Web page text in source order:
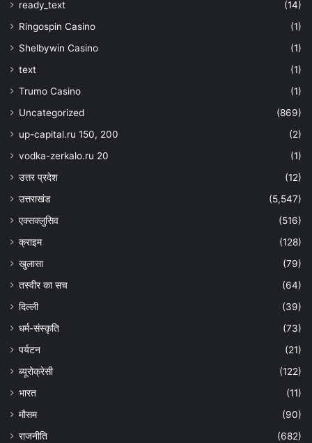
ready_text
(14)
Ringospin Casino
(1)
Shelbywin Casino
(1)
text
(1)
Trumo Casino
(1)
Uncategorized
(869)
up-capital.ru 150, 200
(2)
vodka-zerkalo.ru 20
(1)
उत्तर प्रदेश
(12)
उत्तराखंड
(5,547)
एक्सक्लुसिव
(516)
क्राइम
(128)
खुलासा
(79)
तस्वीर का सच
(64)
दिल्ली
(39)
धर्म-संस्कृति
(73)
पर्यटन
(21)
ब्यूरोक्रेसी
(122)
भारत
(11)
मौसम
(90)
राजनीति
(682)